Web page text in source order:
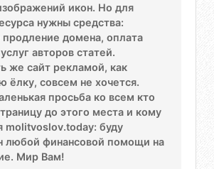
икон. Но для
нужны средства:
домена, оплата
авторов статей.
же сайт рекламой, как
ёлку, совсем не хочется.
просьба ко всем кто
до этого места и кому
molitvoslov.today: буду
любой финансовой помощи на
Мир Вам!